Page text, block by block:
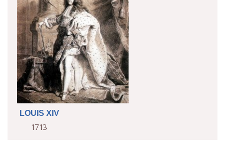
LOUIS XIV
1713